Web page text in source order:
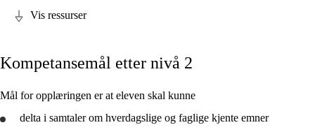
Kjerneelementer
Tverrfaglige temaer
Grunnleggende ferdigheter
Vis ressurser
Kompetansemål etter nivå 2
Mål for opplæringen er at eleven skal kunne
delta i samtaler om hverdagslige og faglige kjente emner